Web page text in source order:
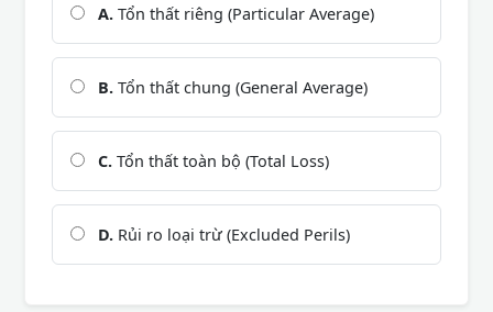
A. Tổn thất riêng (Particular Average)
B. Tổn thất chung (General Average)
C. Tổn thất toàn bộ (Total Loss)
D. Rủi ro loại trừ (Excluded Perils)